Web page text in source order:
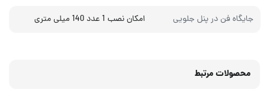
جایگاه فن در پنل جلویی امکان نصب 1 عدد 140 میلی متری
محصولات مرتبط